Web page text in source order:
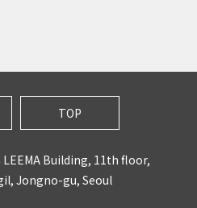
TOP
Building, 11th floor,
Jongno-gu, Seoul